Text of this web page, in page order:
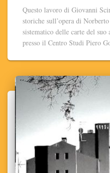
Questo lavoro di Giovanni
storiche sull’opera di
sistematico delle carte del suo
presso il Centro Studi Piero